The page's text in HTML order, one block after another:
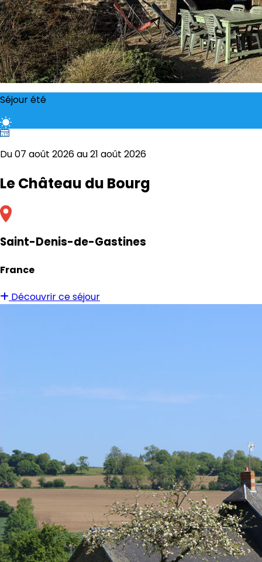
Séjour été
Du 07 août 2026 au 21 août 2026
Le Château du Bourg
Saint-Denis-de-Gastines
France
Découvrir ce séjour